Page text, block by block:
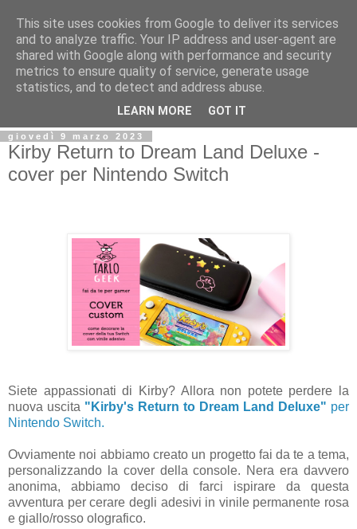
giovedì 9 marzo 2023
Kirby Return to Dream Land Deluxe -
cover per Nintendo Switch
Siete appassionati di Kirby? Allora non potete perdere la
nuova uscita "Kirby's Return to Dream Land Deluxe" per
Nintendo Switch.
Ovviamente noi abbiamo creato un progetto fai da te a tema,
personalizzando la cover della console. Nera era davvero
anonima, abbiamo deciso di farci ispirare da questa
avventura per cerare degli adesivi in vinile permanente rosa
e giallo/rosso olografico.
This site uses cookies from Google to deliver its services
and to analyze traffic. Your IP address and user-agent are
shared with Google along with performance and security
metrics to ensure quality of service, generate usage
statistics, and to detect and address abuse.
LEARN MORE GOT IT